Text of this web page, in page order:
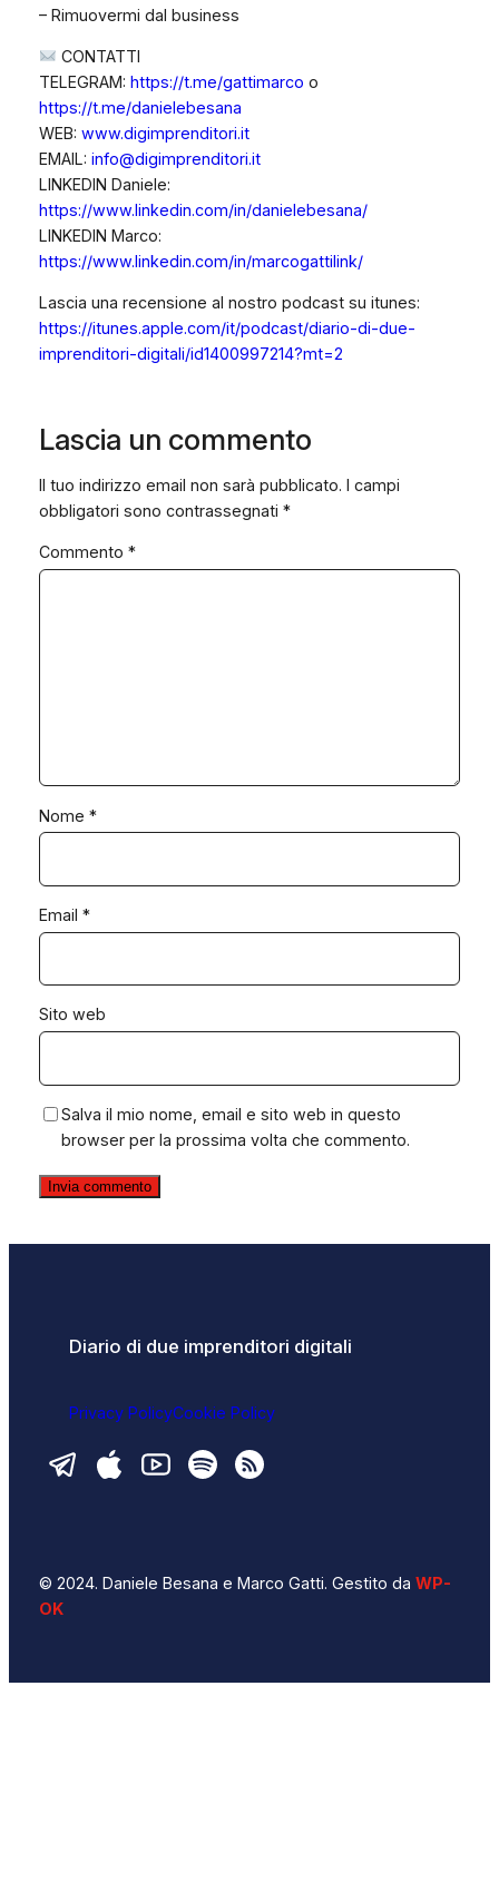
– Rimuovermi dal business
CONTATTI
TELEGRAM: https://t.me/gattimarco o
https://t.me/danielebesana
WEB: www.digimprenditori.it
EMAIL: info@digimprenditori.it
LINKEDIN Daniele:
https://www.linkedin.com/in/danielebesana/
LINKEDIN Marco:
https://www.linkedin.com/in/marcogattilink/
Lascia una recensione al nostro podcast su itunes:
https://itunes.apple.com/it/podcast/diario-di-due-
imprenditori-digitali/id1400997214?mt=2
Lascia un commento
Il tuo indirizzo email non sarà pubblicato. I campi
obbligatori sono contrassegnati *
Commento *
Nome *
Email *
Sito web
Salva il mio nome, email e sito web in questo
browser per la prossima volta che commento.
Diario di due imprenditori digitali
Privacy PolicyCookie Policy
© 2024. Daniele Besana e Marco Gatti. Gestito da WP-
OK